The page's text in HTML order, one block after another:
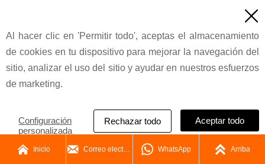
Beneficios ambientales de las
plantas modernas de alimento
Los proyectos modernos de ingeniería de plantas de
 Inicio  Correo electrónico  WhatsApp  Arriba

Al hacer clic en 'Permitir todo', aceptas el almacenamiento
de cookies en tu dispositivo para mejorar la navegación del
sitio, analizar el uso del sitio y ayudar en nuestros esfuerzos
de marketing.
Configuración
personalizada
Rechazar todo Aceptar todo